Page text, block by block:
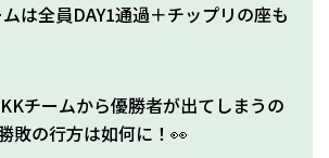
は全員DAY1通過＋チップリの座も
チームから優勝者が出てしまうの
敗の行方は如何に！👀